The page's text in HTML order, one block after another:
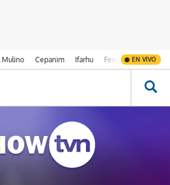
Mulino Cepanim Ifarhu Fenómeno de El
EN VIVO